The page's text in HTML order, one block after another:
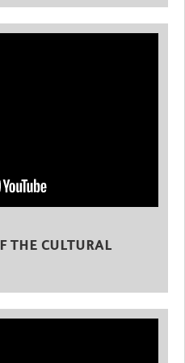
THE CULTURAL